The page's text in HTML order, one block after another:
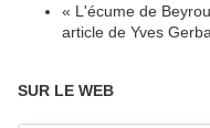
« L'écume de
article de Yves
SUR LE WEB